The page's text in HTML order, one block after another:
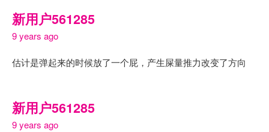
新用户561285
9 years ago
估计是弹起来的时候放了一个屁，产生屎量推力改变了方向
新用户561285
9 years ago